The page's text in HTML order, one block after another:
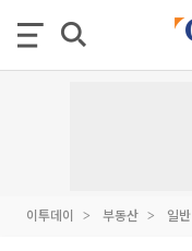
이투데이 부동산 일반